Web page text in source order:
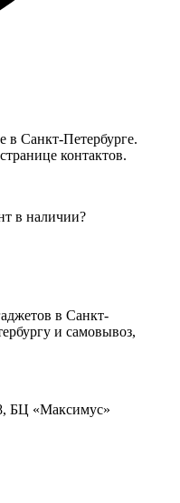
в Санкт-Петербурге.
контактов.
в наличии?
в Санкт-
и самовывоз,
БЦ «Максимус»